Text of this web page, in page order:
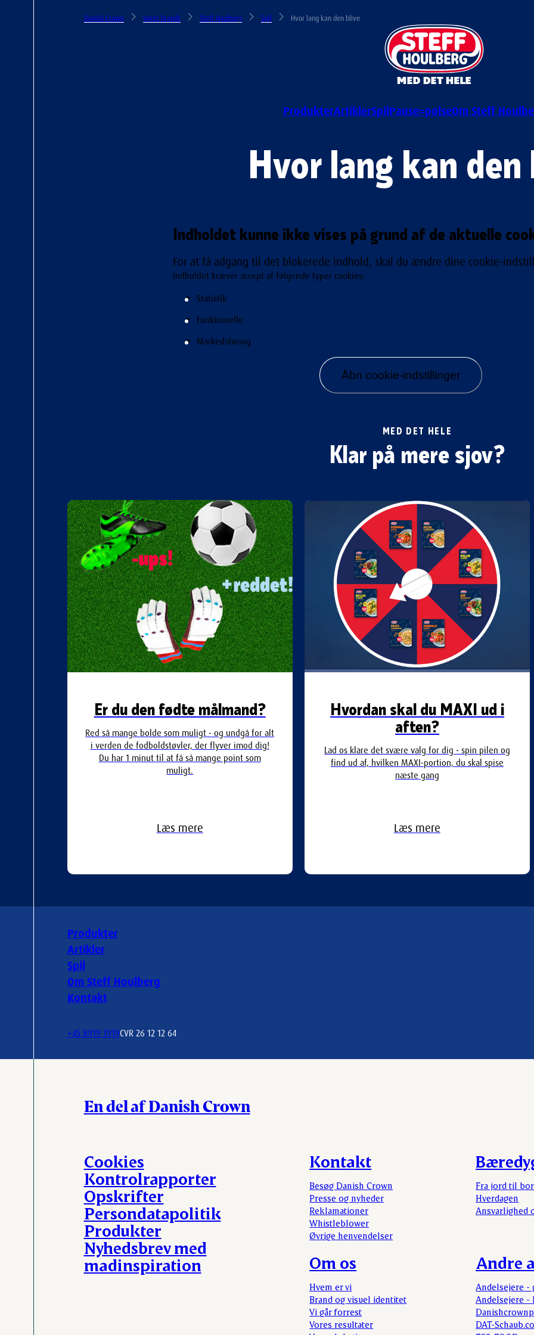
Danish Crown Vores brands Steff Houlberg Spil Hvor lang kan den blive
ProdukterArtiklerSpilPause=pølseOm Steff
Hvor lang kan den
Indholdet kunne ikke vises på grund af de aktuelle
For at få adgang til det blokerede indhold, skal du ændre dine cookie-
Indholdet kræver accept af følgende typer cookies:
Statistik
Funktionelle
Markedsføring
Åbn cookie-indstillinger
MED DET HELE
Klar på mere sjov?
Er du den fødte målmand?
Red så mange bolde som muligt - og undgå for alt
i verden de fodboldstøvler, der flyver imod dig!
Du har 1 minut til at få så mange point som
muligt.
Læs mere
Hvordan skal du MAXI ud i
aften?
Lad os klare det svære valg for dig - spin pilen og
find ud af, hvilken MAXI-portion, du skal spise
næste gang
Læs mere
Produkter
Artikler
Spil
Om Steff Houlberg
Kontakt
+45 8919 1919CVR 26 12 12 64
En del af Danish Crown
Kontakt
Besøg Danish Crown
Presse og nyheder
Reklamationer
Whistleblower
Øvrige henvendelser
Fra jord til
Hverdagen
Ansvarlighed
Om os
Hvem er vi
Brand og visuel identitet
Vi går forrest
Vores resultater
Andre
Andelsejere -
Andelsejere -
DAT-
Cookies
Kontrolrapporter
Opskrifter
Persondatapolitik
Produkter
Nyhedsbrev med
madinspiration